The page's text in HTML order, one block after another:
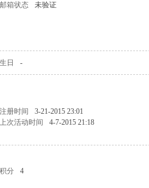
邮箱状态
未验证
生日 -
注册时间
3-21-2015 23:01
上次活动时间
4-7-2015 21:18
积分
4